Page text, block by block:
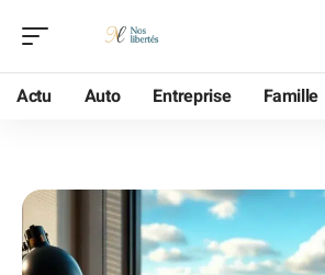
Actu Auto Entreprise Famille